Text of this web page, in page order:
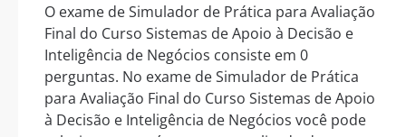
O exame de Simulador de Prática para Avaliação
Final do Curso Sistemas de Apoio à Decisão e
Inteligência de Negócios consiste em 0
perguntas. No exame de Simulador de Prática
para Avaliação Final do Curso Sistemas de Apoio
à Decisão e Inteligência de Negócios você pode